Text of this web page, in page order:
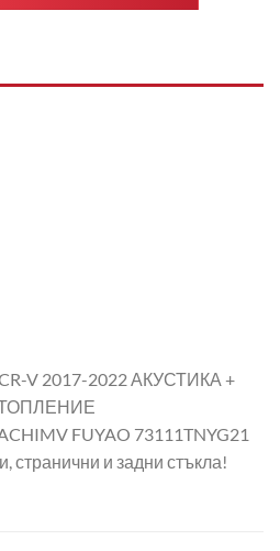
V 2017-2022 АКУСТИКА +
FUYAO 73111TNYG21
странични и задни стъкла!